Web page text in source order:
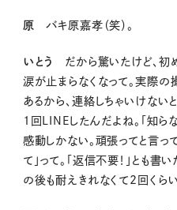
原 バキ原嘉孝（笑）。
いとう
だから驚いたけど、初
涙が止まらなくなって。実際の
あるから、連絡しちゃいけない
1回LINEしたんだよね。「知
感動しかない。頑張ってと言っ
て」って。「返信不要！」とも書
の後も耐えきれなくて2回くらい